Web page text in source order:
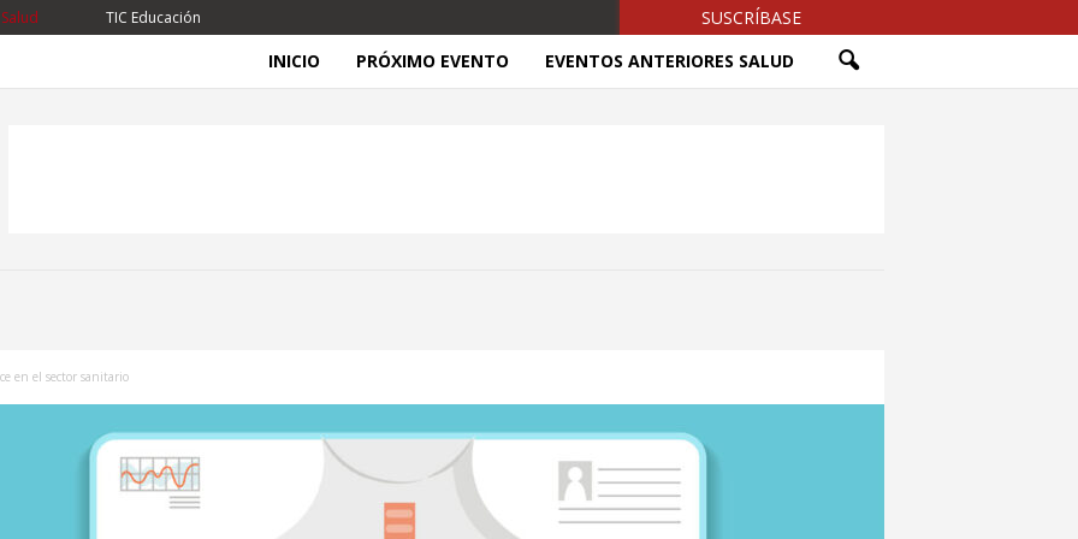
TIC Educación
SUSCRÍBASE
INICIO
PRÓXIMO EVENTO EVENTOS ANTERIORES SALUD
en el sector sanitario